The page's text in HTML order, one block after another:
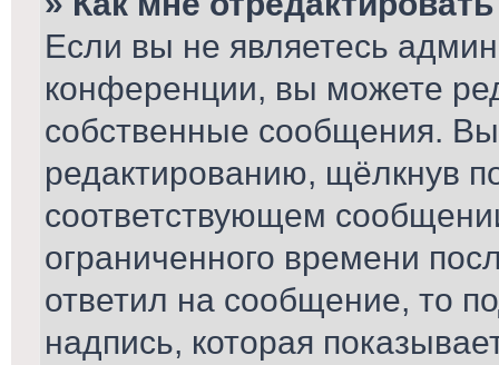
Если вы не являетесь
конференции, вы можете
собственные сообщения.
редактированию, щёлкнув
соответствующем
ограниченного времени
ответил на сообщение, то
надпись, которая